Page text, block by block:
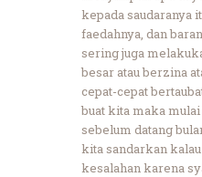
kepada saudaranya
faedahnya, dan
sering juga
besar atau berzina
cepat-cepat
buat kita maka
sebelum datang
kita sandarkan
kesalahan karena